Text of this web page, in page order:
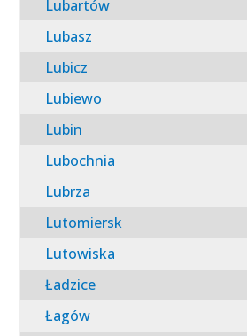
Lubartów
Lubasz
Lubicz
Lubiewo
Lubin
Lubochnia
Lubrza
Lutomiersk
Lutowiska
Ładzice
Łagów